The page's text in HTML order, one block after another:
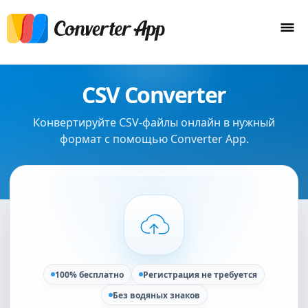
CSV Converter
Конвертируйте CSV-файлы онлайн в нужный
формат с помощью Converter App.
100% бесплатно
Регистрация не требуется
Без водяных знаков